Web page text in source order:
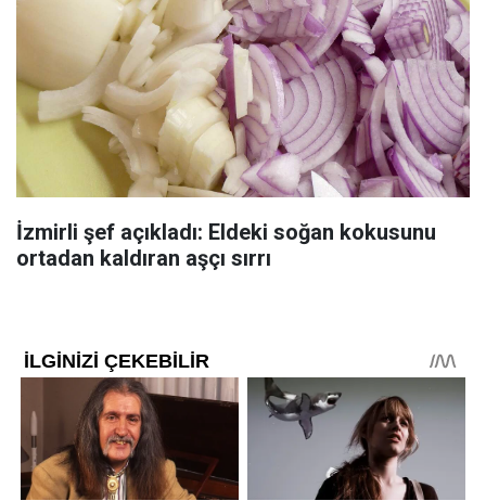
İzmirli şef açıkladı: Eldeki soğan kokusunu
ortadan kaldıran aşçı sırrı